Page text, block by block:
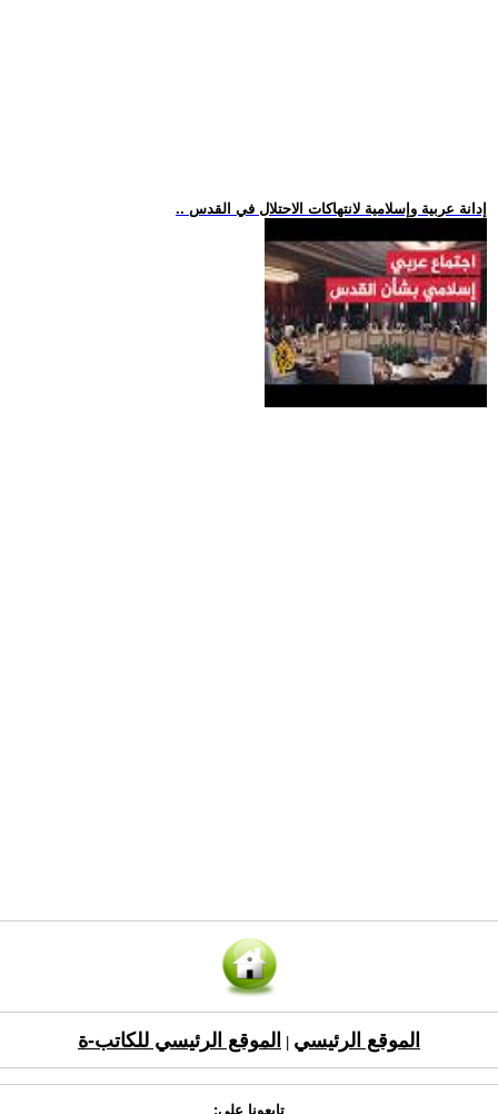
.. إدانة عربية وإسلامية لانتهاكات الاحتلال في القدس
الموقع الرئيسي الموقع الرئيسي للكاتب-ة
تابعونا على: